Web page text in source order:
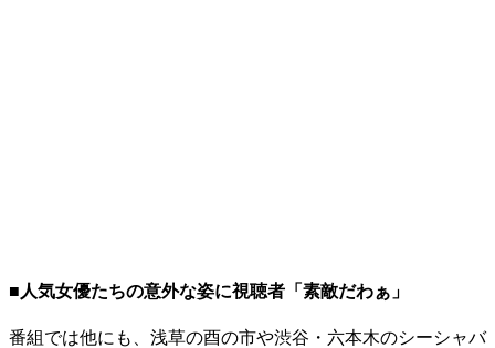
■人気女優たちの意外な姿に視聴者「素敵だわぁ」
番組では他にも、浅草の酉の市や渋谷・六本木のシーシャバ